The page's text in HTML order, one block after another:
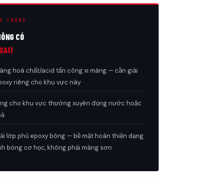
TRỌNG
CÓ
hoá chất/acid tấn công xi măng — cần giải
riêng cho khu vực này
cho khu vực thường xuyên đọng nước hoặc
lớp phủ epoxy bóng — bề mặt hoàn thiện dạng
bóng cơ học, không phải màng sơn